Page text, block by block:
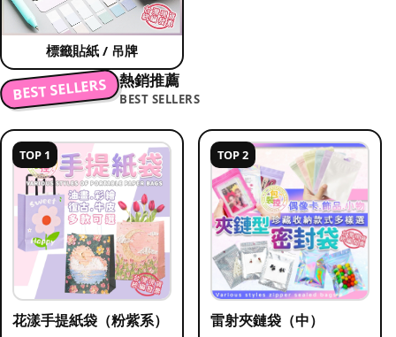
標籤貼紙 / 吊牌
BEST SELLERS 熱銷推薦
BEST SELLERS
TOP 1
花漾手提紙袋（粉紫系）
TOP 2
雷射夾鏈袋（中）